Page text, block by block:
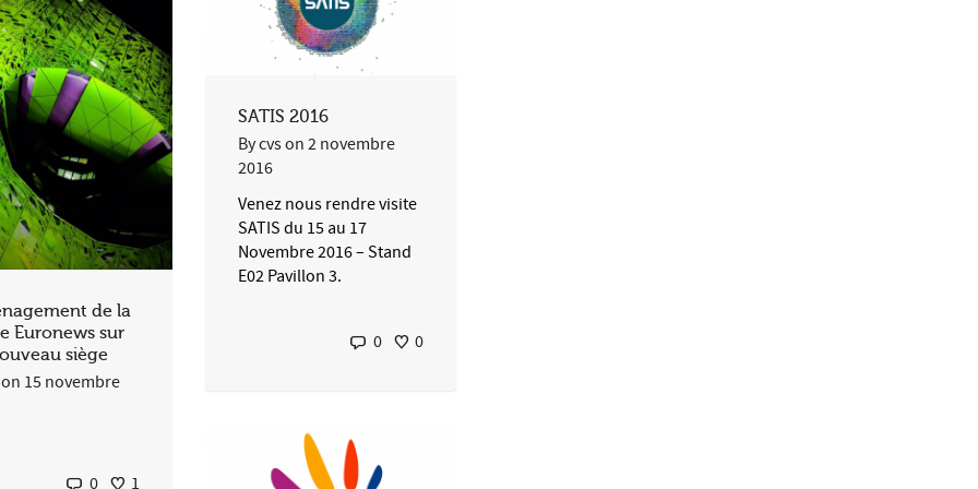
de la
Euronews sur
siège
15 novembre
0 1
SATIS 2016
Bycvson 2 novembre
2016
Venez nous rendre visite
SATIS du 15 au 17
Novembre 2016 – Stand
E02 Pavillon 3.
0 0